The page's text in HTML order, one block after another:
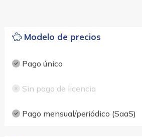
Modelo de precios
Pago único
Sin pago de licencia
Pago mensual/periódico (SaaS)